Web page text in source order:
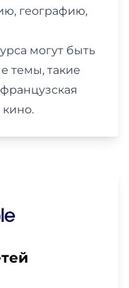
географию,
могут быть
темы, такие
кино.